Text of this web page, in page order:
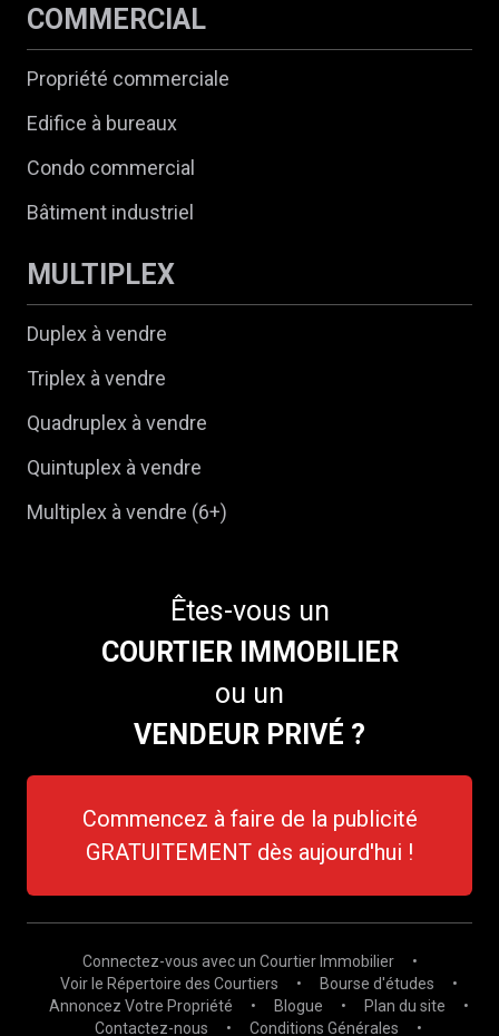
COMMERCIAL
Propriété commerciale
Edifice à bureaux
Condo commercial
Bâtiment industriel
MULTIPLEX
Duplex à vendre
Triplex à vendre
Quadruplex à vendre
Quintuplex à vendre
Multiplex à vendre (6+)
Êtes-vous un
COURTIER IMMOBILIER
ou un
VENDEUR PRIVÉ ?
Commencez à faire de la publicité
GRATUITEMENT dès aujourd'hui !
Connectez-vous avec un Courtier Immobilier
•
Voir le Répertoire des Courtiers
• Bourse d'études
•
Annoncez Votre Propriété
• Blogue • Plan du site
•
Contactez-nous
• Conditions Générales •